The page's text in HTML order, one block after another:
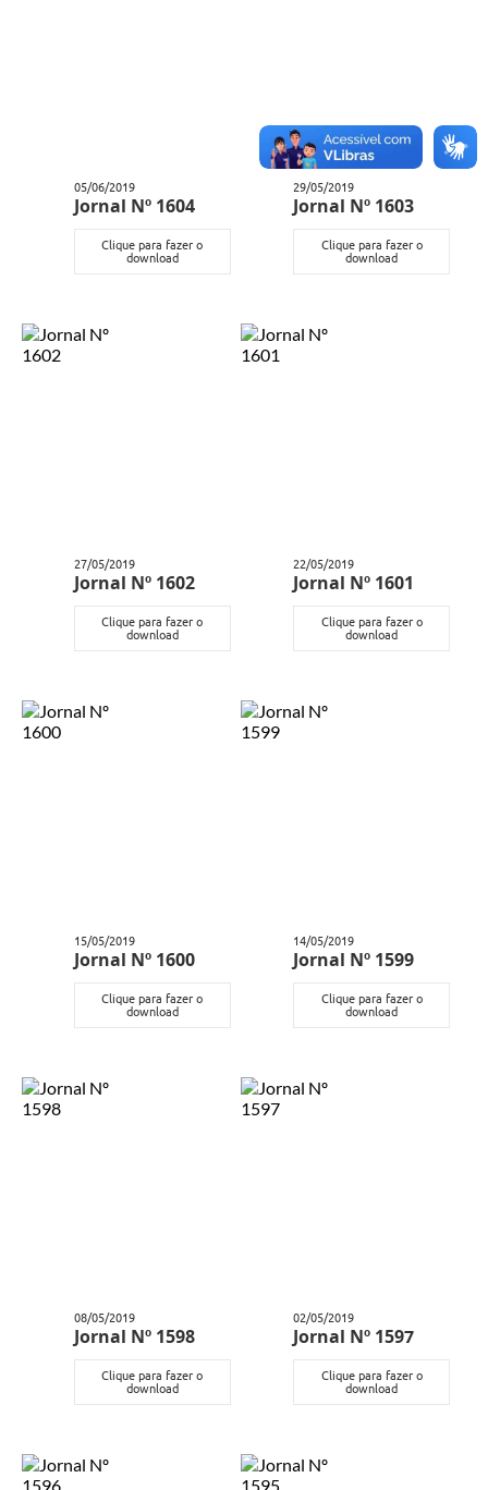
05/06/2019
Jornal Nº 1604
Clique para fazer o
download
29/05/2019
Jornal Nº 1603
Clique para fazer o
download
27/05/2019
Jornal Nº 1602
Clique para fazer o
download
22/05/2019
Jornal Nº 1601
Clique para fazer o
download
15/05/2019
Jornal Nº 1600
Clique para fazer o
download
14/05/2019
Jornal Nº 1599
Clique para fazer o
download
08/05/2019
Jornal Nº 1598
Clique para fazer o
download
02/05/2019
Jornal Nº 1597
Clique para fazer o
download